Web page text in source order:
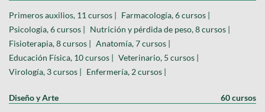
Primeros auxilios, 11 cursos | Farmacología, 6 cursos |
Psicologia, 6 cursos | Nutrición y pérdida de peso, 8 cursos |
Fisioterapia, 8 cursos | Anatomía, 7 cursos |
Educación Física, 10 cursos | Veterinario, 5 cursos |
Virología, 3 cursos | Enfermería, 2 cursos |
Diseño y Arte 60 cursos